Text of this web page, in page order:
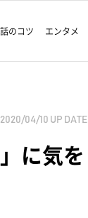
のコツ エンタメ
2020/04/10 UP DATE
に気を